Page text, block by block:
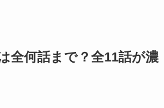
全何話まで？全11話が濃